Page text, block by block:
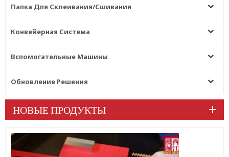
Папка Для Склеивания/сшивания
Конвейерная Система
Вспомогательные Машины
Обновление Решения
НОВЫЕ ПРОДУКТЫ